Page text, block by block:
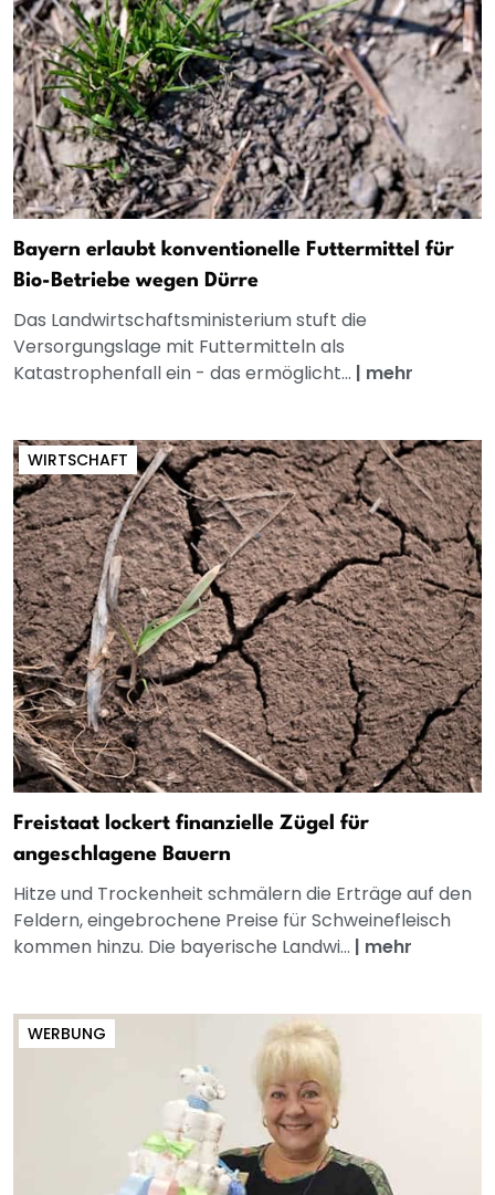
Bayern erlaubt konventionelle Futtermittel für
Bio-Betriebe wegen Dürre
Das Landwirtschaftsministerium stuft die
Versorgungslage mit Futtermitteln als
Katastrophenfall ein - das ermöglicht... | mehr
WIRTSCHAFT
Freistaat lockert finanzielle Zügel für
angeschlagene Bauern
Hitze und Trockenheit schmälern die Erträge auf den
Feldern, eingebrochene Preise für Schweinefleisch
kommen hinzu. Die bayerische Landwi... | mehr
WERBUNG